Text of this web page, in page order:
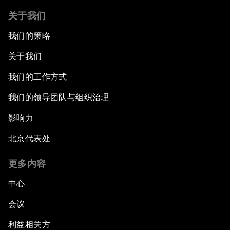
关于我们
我们的策略
关于我们
我们的工作方式
我们的领导团队与组织治理
影响力
北京代表处
更多内容
中心
会议
利益相关方